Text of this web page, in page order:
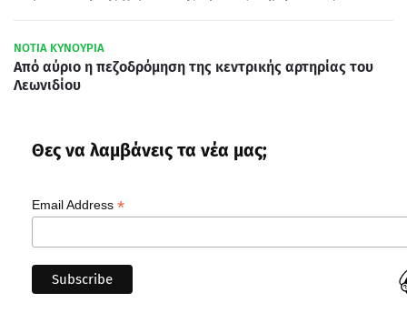
ΝΟΤΙΑ ΚΥΝΟΥΡΙΑ
Από αύριο η πεζοδρόμηση της κεντρικής αρτηρίας του
Λεωνιδίου
Θες να λαμβάνεις τα νέα μας;
Email Address *